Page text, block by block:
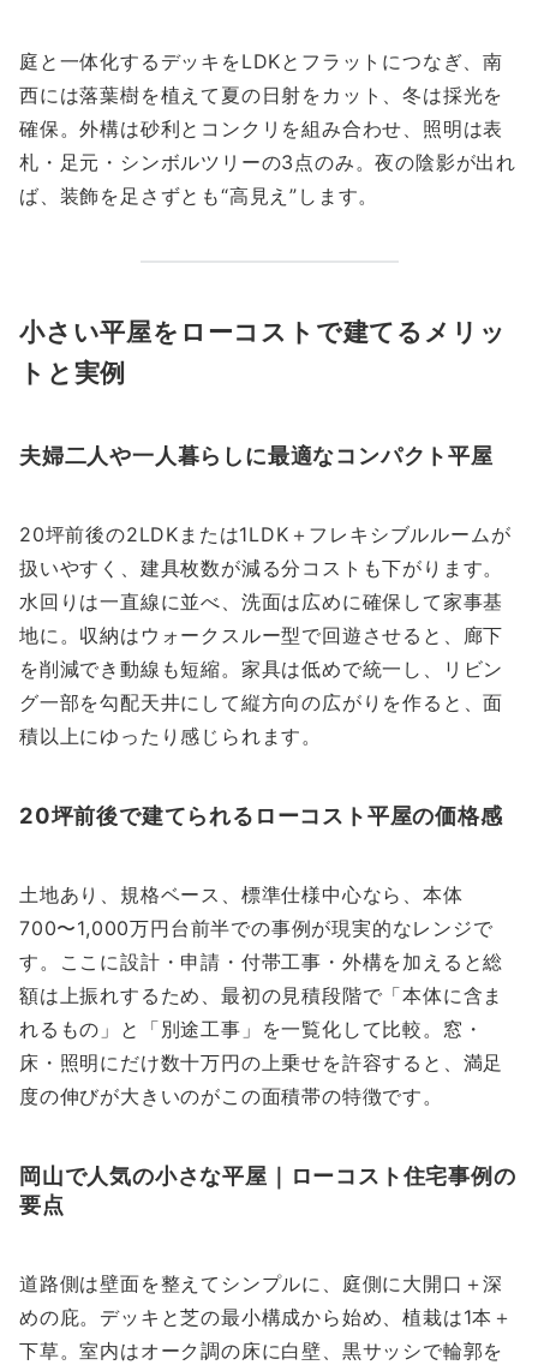
庭と一体化するデッキをLDKとフラットにつなぎ、南
西には落葉樹を植えて夏の日射をカット、冬は採光を
確保。外構は砂利とコンクリを組み合わせ、照明は表
札・足元・シンボルツリーの3点のみ。夜の陰影が出れ
ば、装飾を足さずとも“高見え”します。
小さい平屋をローコストで建てるメリッ
トと実例
夫婦二人や一人暮らしに最適なコンパクト平屋
20坪前後の2LDKまたは1LDK＋フレキシブルルームが
扱いやすく、建具枚数が減る分コストも下がります。
水回りは一直線に並べ、洗面は広めに確保して家事基
地に。収納はウォークスルー型で回遊させると、廊下
を削減でき動線も短縮。家具は低めで統一し、リビン
グ一部を勾配天井にして縦方向の広がりを作ると、面
積以上にゆったり感じられます。
20坪前後で建てられるローコスト平屋の価格感
土地あり、規格ベース、標準仕様中心なら、本体
700〜1,000万円台前半での事例が現実的なレンジで
す。ここに設計・申請・付帯工事・外構を加えると総
額は上振れするため、最初の見積段階で「本体に含ま
れるもの」と「別途工事」を一覧化して比較。窓・
床・照明にだけ数十万円の上乗せを許容すると、満足
度の伸びが大きいのがこの面積帯の特徴です。
岡山で人気の小さな平屋｜ローコスト住宅事例の
要点
道路側は壁面を整えてシンプルに、庭側に大開口＋深
めの庇。デッキと芝の最小構成から始め、植栽は1本＋
下草。室内はオーク調の床に白壁、黒サッシで輪郭を